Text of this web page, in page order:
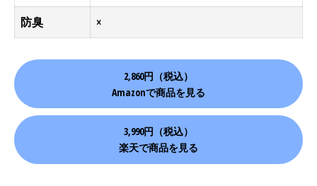
防臭 ×
2,860円（税込）
Amazonで商品を見る
3,990円（税込）
楽天で商品を見る